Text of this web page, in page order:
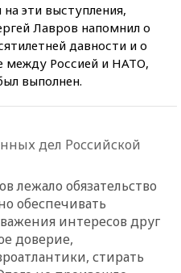
эти выступления,
Лавров напомнил о
давности и о
между Россией и НАТО,
выполнен.
дел Российской
лежало обязательство
обеспечивать
интересов друг
доверие,
стирать